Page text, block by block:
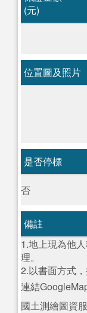
(元)
位置圖及照片
是否停標
否
備註
1.地上現為他
理。
2.以書面方式，
連結
國土測繪圖資